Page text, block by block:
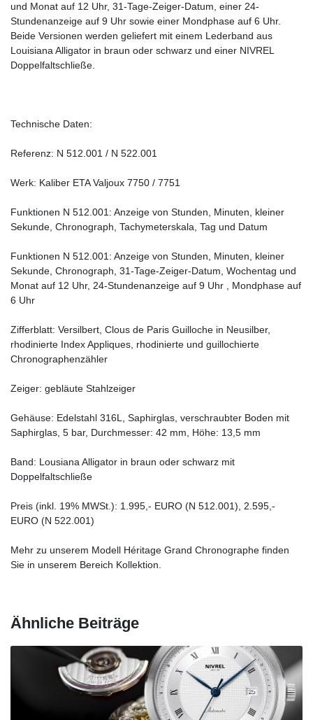
und Monat auf 12 Uhr, 31-Tage-Zeiger-Datum, einer 24-
Stundenanzeige auf 9 Uhr sowie einer Mondphase auf 6 Uhr.
Beide Versionen werden geliefert mit einem Lederband aus
Louisiana Alligator in braun oder schwarz und einer NIVREL
Doppelfaltschließe.
Technische Daten:
Referenz: N 512.001 / N 522.001
Werk: Kaliber ETA Valjoux 7750 / 7751
Funktionen N 512.001: Anzeige von Stunden, Minuten, kleiner
Sekunde, Chronograph, Tachymeterskala, Tag und Datum
Funktionen N 512.001: Anzeige von Stunden, Minuten, kleiner
Sekunde, Chronograph, 31-Tage-Zeiger-Datum, Wochentag und
Monat auf 12 Uhr, 24-Stundenanzeige auf 9 Uhr , Mondphase auf
6 Uhr
Zifferblatt: Versilbert, Clous de Paris Guilloche in Neusilber,
rhodinierte Index Appliques, rhodinierte und guillochierte
Chronographenzähler
Zeiger: gebläute Stahlzeiger
Gehäuse: Edelstahl 316L, Saphirglas, verschraubter Boden mit
Saphirglas, 5 bar, Durchmesser: 42 mm, Höhe: 13,5 mm
Band: Lousiana Alligator in braun oder schwarz mit
Doppelfaltschließe
Preis (inkl. 19% MWSt.): 1.995,- EURO (N 512.001), 2.595,-
EURO (N 522.001)
Mehr zu unserem Modell Héritage Grand Chronographe finden
Sie in unserem Bereich Kollektion.
Ähnliche Beiträge